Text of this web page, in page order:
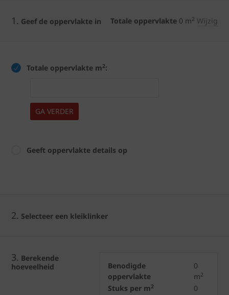
1. Geef de oppervlakte in Totale oppervlakte 0 m2 Wijzig
Totale oppervlakte m2:
GA VERDER
Geeft oppervlakte details op
2. Selecteer een kleiklinker
3. Berekende
hoeveelheid
Benodigde
oppervlakte
0
m2
Stuks per m2
0